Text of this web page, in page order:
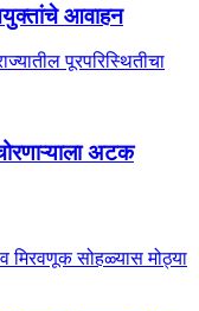
आवाहन
अटक